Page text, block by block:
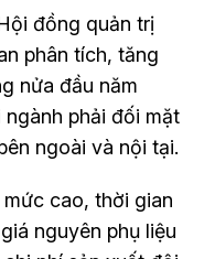
đồng quản trị
phân tích, tăng
nửa đầu năm
phải đối mặt
ngoài và nội tại.
cao, thời gian
nguyên phụ liệu